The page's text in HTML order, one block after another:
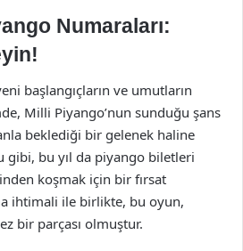
Numaraları:
başlangıçların ve umutların
Milli Piyango’nun sunduğu şans
beklediği bir gelenek haline
gibi, bu yıl da piyango biletleri
koşmak için bir fırsat
ihtimali ile birlikte, bu oyun,
bir parçası olmuştur.